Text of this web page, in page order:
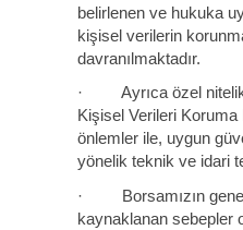
belirlenen ve hukuka
kişisel verilerin
davranılmaktadır.
· Ayrıca özel nitelikli
Kişisel Verileri Koruma
önlemler ile, uygun
yönelik teknik ve idari
· Borsamızın genel
kaynaklanan sebepler